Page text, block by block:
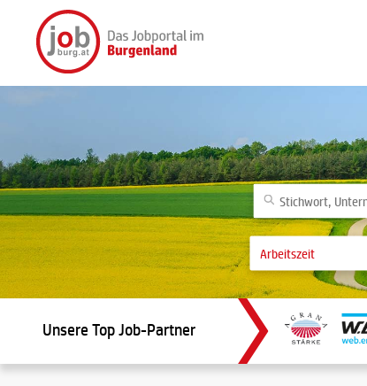
Unsere Top Job-Partner